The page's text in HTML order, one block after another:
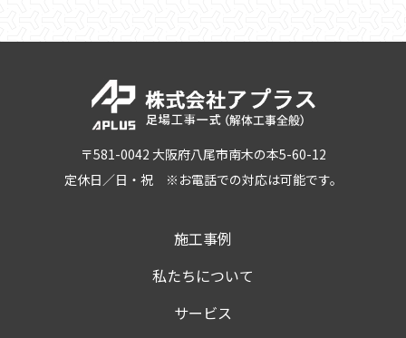
〒581-0042 大阪府八尾市南木の本5-60-12
定休日／日・祝 ※お電話での対応は可能です。
施工事例
私たちについて
サービス